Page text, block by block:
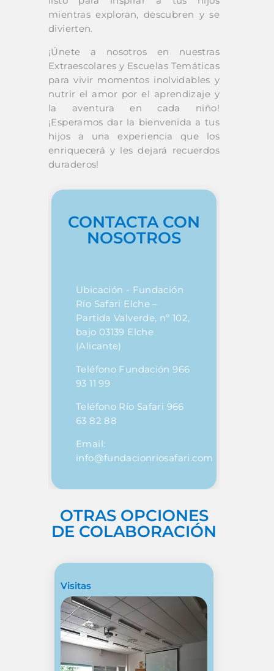
mientras exploran, descubren y se
divierten.
¡Únete a nosotros en nuestras
Extraescolares y Escuelas Temáticas
para vivir momentos inolvidables y
nutrir el amor por el aprendizaje y
la aventura en cada niño!
¡Esperamos dar la bienvenida a tus
hijos a una experiencia que los
enriquecerá y les dejará recuerdos
duraderos!
CONTACTA CON
NOSOTROS
Ubicación - Fundación
Río Safari Elche –
Partida Valverde, nº 102,
bajo 03139 Elche
(Alicante)
Teléfono Fundación 966
93 11 99
Teléfono Río Safari 966
63 82 88
Email:
info@fundacionriosafari.com
OTRAS OPCIONES
DE COLABORACIÓN
Visitas